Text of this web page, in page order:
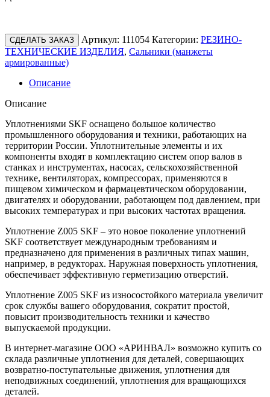
СДЕЛАТЬ ЗАКАЗ Артикул: 111054 Категории: РЕЗИНО-
ТЕХНИЧЕСКИЕ ИЗДЕЛИЯ, Сальники (манжеты
армированные)
Описание
Описание
Уплотнениями SKF оснащено большое количество
промышленного оборудования и техники, работающих на
территории России. Уплотнительные элементы и их
компоненты входят в комплектацию систем опор валов в
станках и инструментах, насосах, сельскохозяйственной
технике, вентиляторах, компрессорах, применяются в
пищевом химическом и фармацевтическом оборудовании,
двигателях и оборудовании, работающем под давлением, при
высоких температурах и при высоких частотах вращения.
Уплотнение Z005 SKF – это новое поколение уплотнений
SKF соответствует международным требованиям и
предназначено для применения в различных типах машин,
например, в редукторах. Наружная поверхность уплотнения,
обеспечивает эффективную герметизацию отверстий.
Уплотнение Z005 SKF из износостойкого материала увеличит
срок службы вашего оборудования, сократит простой,
повысит производительность техники и качество
выпускаемой продукции.
В интернет-магазине ООО «АРИНВАЛ» возможно купить со
склада различные уплотнения для деталей, совершающих
возвратно-поступательные движения, уплотнения для
неподвижных соединений, уплотнения для вращающихся
деталей.